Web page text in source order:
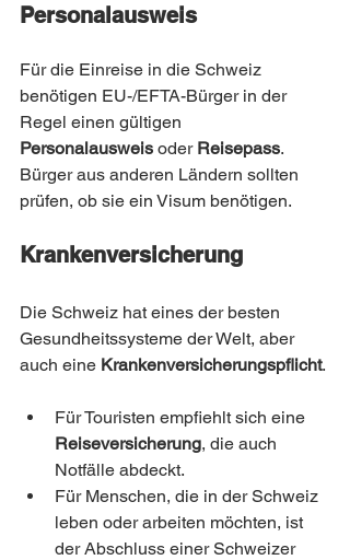
Personalausweis
Für die Einreise in die Schweiz
benötigen EU-/EFTA-Bürger in der
Regel einen gültigen
Personalausweis oder Reisepass.
Bürger aus anderen Ländern sollten
prüfen, ob sie ein Visum benötigen.
Krankenversicherung
Die Schweiz hat eines der besten
Gesundheitssysteme der Welt, aber
auch eine Krankenversicherungspflicht.
Für Touristen empfiehlt sich eine
Reiseversicherung, die auch
Notfälle abdeckt.
Für Menschen, die in der Schweiz
leben oder arbeiten möchten, ist
der Abschluss einer Schweizer